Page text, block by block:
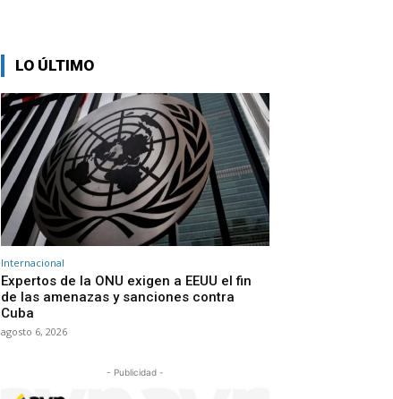
LO ÚLTIMO
Internacional
Expertos de la ONU exigen a EEUU el fin
de las amenazas y sanciones contra
Cuba
agosto 6, 2026
- Publicidad -